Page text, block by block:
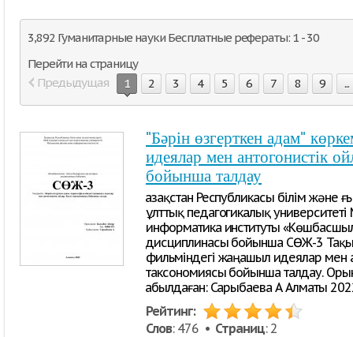
3,892 Гуманитарные науки Бесплатные рефераты: 1 - 30
Перейти на страницу
Предыдущая
1 2 3 4 5 6 7 8 9 ...
"Бәрін өзгерткен адам"
идеялар мен антогонистік
бойынша талдау
Қазақстан Республикасы білім және
ұлттық педагогикалық
информатика институты
дисциплинасы бойынша СӨЖ-3
фильміндегі жаңашыл идеялар мен
таксономиясы бойынша талдау.
Қабылдаған: Сарыбаева А Алматы
Рейтинг:
Слов: 476 • Страниц: 2